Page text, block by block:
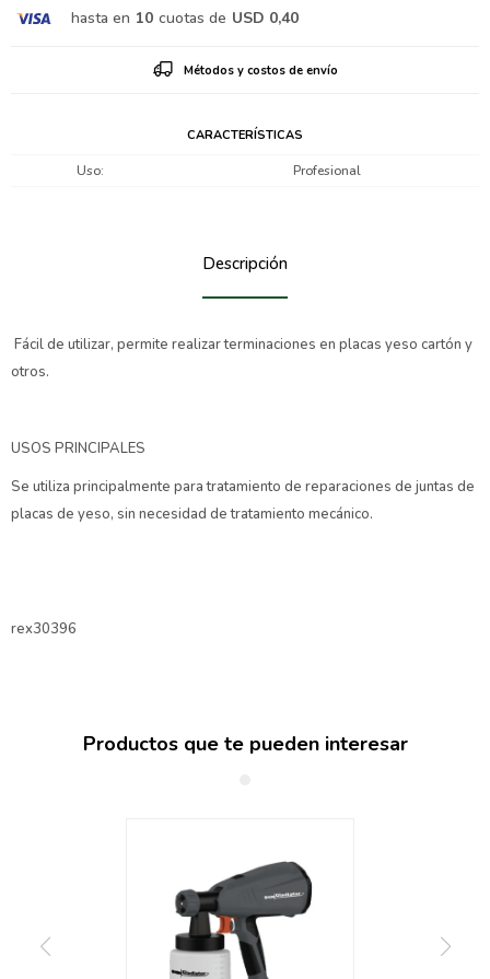
hasta en 10 cuotas de USD 0,40
Métodos y costos de envío
CARACTERÍSTICAS
Uso Profesional
Descripción
Fácil de utilizar, permite realizar terminaciones en placas yeso cartón y
otros.
USOS PRINCIPALES
Se utiliza principalmente para tratamiento de reparaciones de juntas de
placas de yeso, sin necesidad de tratamiento mecánico.
rex30396
Productos que te pueden interesar